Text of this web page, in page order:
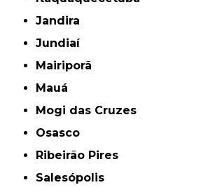
Jandira
Jundiaí
Mairiporã
Mauá
Mogi das Cruzes
Osasco
Ribeirão Pires
Salesópolis